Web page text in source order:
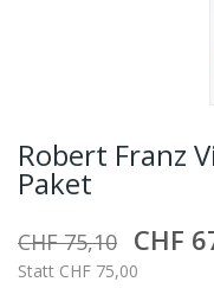
Robert Franz
Paket
CHF 75,10 CHF
Statt CHF 75,00